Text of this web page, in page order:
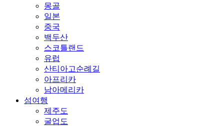
몽골
일본
중국
백두산
스코틀랜드
유럽
산티아고순례길
아프리카
남아메리카
섬여행
제주도
굴업도